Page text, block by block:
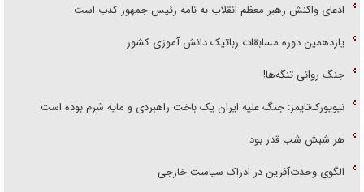
ادعای واکنش رهبر معظم انقلاب به نامه رئیس جمهور کذب است
یازدهمین دوره مسابقات رباتیک دانش آموزی کشور
جنگ روانی تنگه‌ها!
نیویورک‌تایمز: جنگ علیه ایران یک باخت راهبردی و مایه شرم بوده است
هر شبش شب قدر بود
الگوی وحدت‌آفرین در ادراک سیاست خارجی